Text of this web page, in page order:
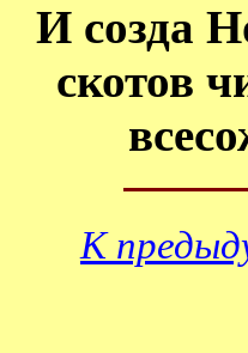
И созда
скотов
К